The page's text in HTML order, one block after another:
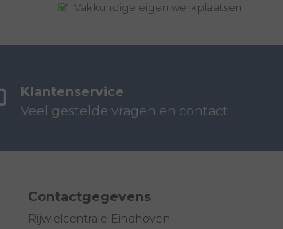
Vakkundige eigen werkplaatsen
Klantenservice
Veel gestelde vragen en contact
Contactgegevens
Rijwielcentrale Eindhoven